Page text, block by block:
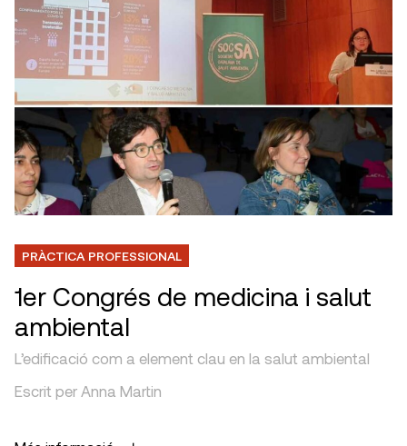
PRÀCTICA PROFESSIONAL
1er Congrés de medicina i salut
ambiental
L’edificació com a element clau en la salut ambiental
Escrit per Anna Martin